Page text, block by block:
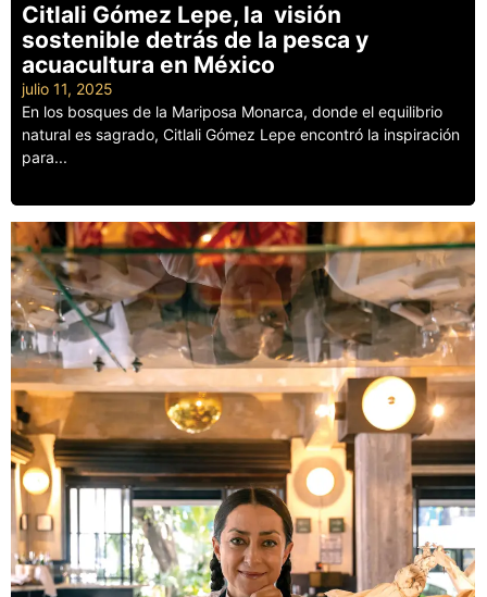
Citlali Gómez Lepe, la visión
sostenible detrás de la pesca y
acuacultura en México
julio 11, 2025
En los bosques de la Mariposa Monarca, donde el equilibrio
natural es sagrado, Citlali Gómez Lepe encontró la inspiración
para...